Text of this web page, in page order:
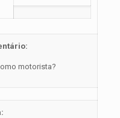
motorista?